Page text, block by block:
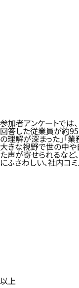
参加者アンケートでは
回答した従業員が約95
の理解が深まった」「
大きな視野で世の中や
た声が寄せられるなど
にふさわしい、社内コ
以上